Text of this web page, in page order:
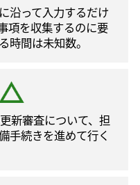
沿って⼊⼒するだけ
項を収集するのに要
時間は未知数。
新審査について、担
手続きを進めて⾏く